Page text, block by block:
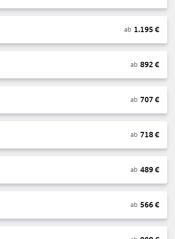
ab 1.195 €
ab 892 €
ab 707 €
ab 718€
ab 489€
ab 566€